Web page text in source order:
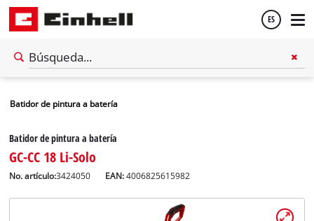
ES
Batidor de pintura a batería
Batidor de pintura a batería
GC-CC 18 Li-Solo
No. artículo:3424050 EAN:4006825615982